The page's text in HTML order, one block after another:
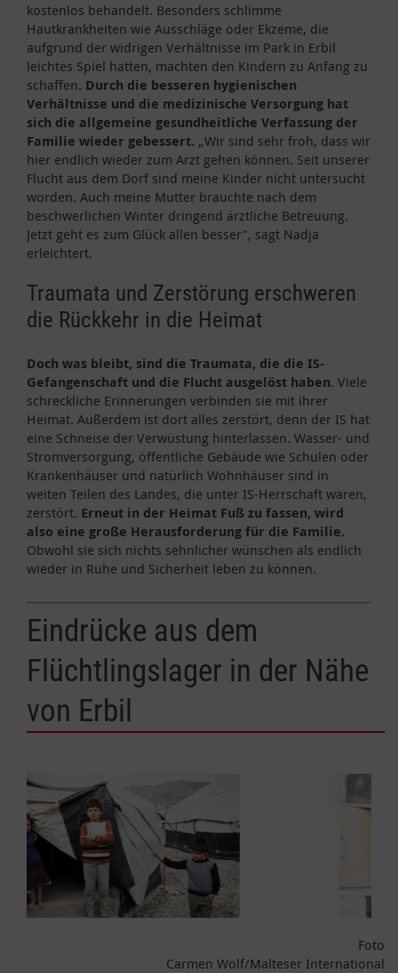
kostenlos behandelt. Besonders schlimme
Hautkrankheiten wie Ausschläge oder Ekzeme, die
aufgrund der widrigen Verhältnisse im Park in Erbil
leichtes Spiel hatten, machten den Kindern zu Anfang zu
schaffen. Durch die besseren hygienischen
Verhältnisse und die medizinische Versorgung hat
sich die allgemeine gesundheitliche Verfassung der
Familie wieder gebessert. „Wir sind sehr froh, dass wir
hier endlich wieder zum Arzt gehen können. Seit unserer
Flucht aus dem Dorf sind meine Kinder nicht untersucht
worden. Auch meine Mutter brauchte nach dem
beschwerlichen Winter dringend ärztliche Betreuung.
Jetzt geht es zum Glück allen besser", sagt Nadja
erleichtert.
Traumata und Zerstörung erschweren
die Rückkehr in die Heimat
Doch was bleibt, sind die Traumata, die die IS-
Gefangenschaft und die Flucht ausgelöst haben. Viele
schreckliche Erinnerungen verbinden sie mit ihrer
Heimat. Außerdem ist dort alles zerstört, denn der IS hat
eine Schneise der Verwüstung hinterlassen. Wasser- und
Stromversorgung, öffentliche Gebäude wie Schulen oder
Krankenhäuser und natürlich Wohnhäuser sind in
weiten Teilen des Landes, die unter IS-Herrschaft waren,
zerstört. Erneut in der Heimat Fuß zu fassen, wird
also eine große Herausforderung für die Familie.
Obwohl sie sich nichts sehnlicher wünschen als endlich
wieder in Ruhe und Sicherheit leben zu können.
Eindrücke aus dem
Flüchtlingslager in der Nähe
von Erbil
Fotos:
Carmen Wolf/Malteser International